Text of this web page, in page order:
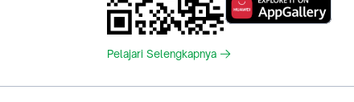
Pelajari Selengkapnya